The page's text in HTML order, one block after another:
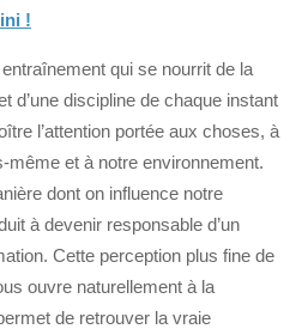
!
qui se nourrit de la
d’une discipline de chaque instant
l’attention portée aux choses, à
même et à notre environnement.
dont on influence notre
à devenir responsable d’un
Cette perception plus fine de
ouvre naturellement à la
de retrouver la vraie